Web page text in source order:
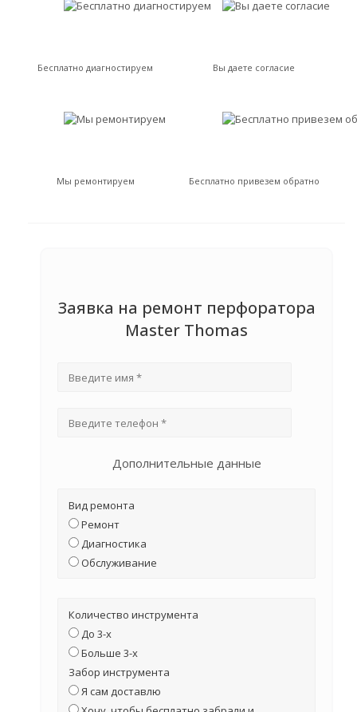
Бесплатно диагностируем Вы даете согласие
Мы ремонтируем Бесплатно привезем обратно
Заявка на ремонт перфоратора
Master Thomas
Дополнительные данные
Вид ремонта
Ремонт
Диагностика
Обслуживание
Количество инструмента
До 3-х
Больше 3-х
Забор инструмента
Я сам доставлю